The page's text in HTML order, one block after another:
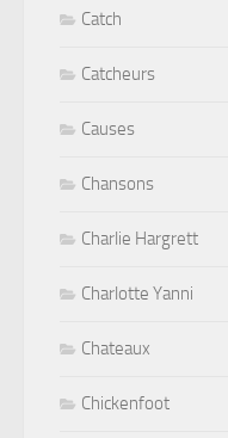
Catch
Catcheurs
Causes
Chansons
Charlie Hargrett
Charlotte Yanni
Chateaux
Chickenfoot